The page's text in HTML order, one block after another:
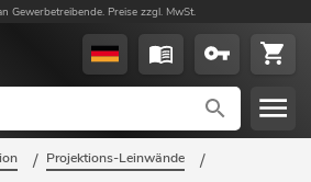
Gewerbetreibende. Preise zzgl. MwSt.
/ Projektions-Leinwände /